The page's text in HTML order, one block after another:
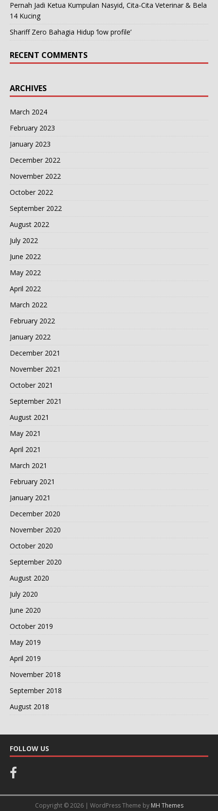
Pernah Jadi Ketua Kumpulan Nasyid, Cita-Cita Veterinar & Bela
14 Kucing
Shariff Zero Bahagia Hidup ‘low profile’
RECENT COMMENTS
ARCHIVES
March 2024
February 2023
January 2023
December 2022
November 2022
October 2022
September 2022
August 2022
July 2022
June 2022
May 2022
April 2022
March 2022
February 2022
January 2022
December 2021
November 2021
October 2021
September 2021
August 2021
May 2021
April 2021
March 2021
February 2021
January 2021
December 2020
November 2020
October 2020
September 2020
August 2020
July 2020
June 2020
October 2019
May 2019
April 2019
November 2018
September 2018
August 2018
FOLLOW US
Copyright © 2026 | WordPress Theme by MH Themes